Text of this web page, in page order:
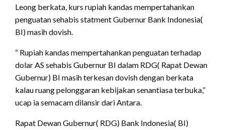
Leong berkata, kurs rupiah kandas mempertahankan
penguatan sehabis statment Gubernur Bank Indonesia(
BI) masih dovish.
“ Rupiah kandas mempertahankan penguatan terhadap
dolar AS sehabis Gubernur BI dalam RDG( Rapat Dewan
Gubernur) BI masih terkesan dovish dengan berkata
kalau ruang pelonggaran kebijakan senantiasa terbuka,”
ucap ia semacam dilansir dari Antara.
Rapat Dewan Gubernur( RDG) Bank Indonesia( BI)